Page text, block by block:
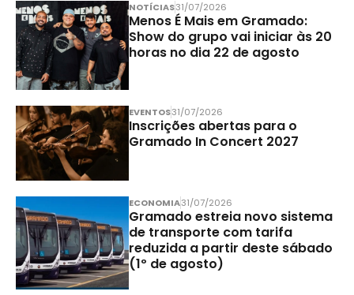
NOTÍCIAS31/07/2026
Menos É Mais em Gramado:
Show do grupo vai iniciar às 20
horas no dia 22 de agosto
EVENTOS31/07/2026
Inscrições abertas para o
Gramado In Concert 2027
ECONOMIA31/07/2026
Gramado estreia novo sistema
de transporte com tarifa
reduzida a partir deste sábado
(1º de agosto)